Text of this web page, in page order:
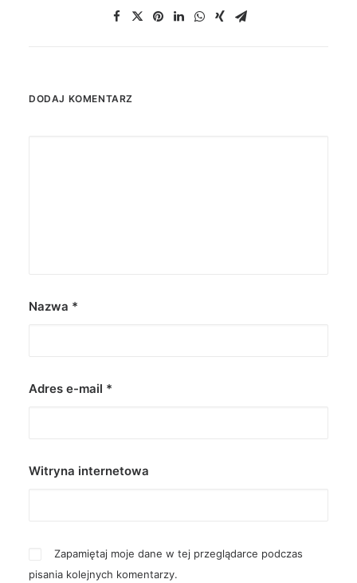
DODAJ KOMENTARZ
Nazwa *
Adres e-mail *
Witryna internetowa
Zapamiętaj moje dane w tej przeglądarce podczas
pisania kolejnych komentarzy.